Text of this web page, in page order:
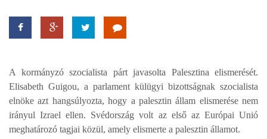
GLOBOZSARU
DOBRAVERO.HU
A kormányzó szocialista párt javasolta Palesztina elismerését.
Elisabeth Guigou, a parlament külügyi bizottságnak szocialista
elnöke azt hangsúlyozta, hogy a palesztin állam elismerése nem
irányul Izrael ellen. Svédország volt az első az Európai Unió
meghatározó tagjai közül, amely elismerte a palesztin államot.